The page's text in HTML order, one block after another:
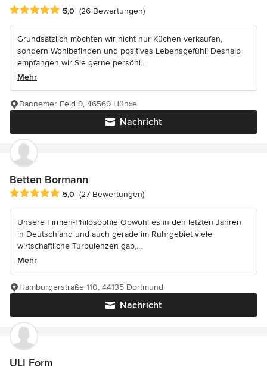
Durchschnittliche Bewertung: 5 von 5 Sternen
5,0 (26 Bewertungen)
Grundsätzlich möchten wir nicht nur Küchen verkaufen,
sondern Wohlbefinden und positives Lebensgefühl! Deshalb
empfangen wir Sie gerne persönl...
Mehr
Nachricht
Bannemer Feld 9, 46569 Hünxe
Betten Bormann
Durchschnittliche Bewertung: 5 von 5 Sternen
5,0 (27 Bewertungen)
Unsere Firmen-Philosophie Obwohl es in den letzten Jahren
in Deutschland und auch gerade im Ruhrgebiet viele
wirtschaftliche Turbulenzen gab,...
Mehr
Nachricht
Hamburgerstraße 110, 44135 Dortmund
ULI Form